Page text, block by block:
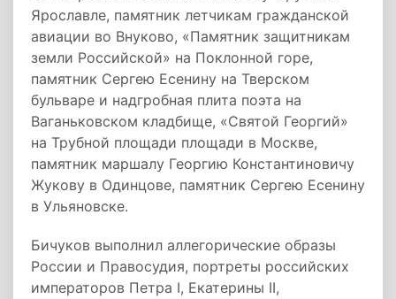
Ярославле, памятник летчикам гражданской
авиации во Внуково, «Памятник защитникам
земли Российской» на Поклонной горе,
памятник Сергею Есенину на Тверском
бульваре и надгробная плита поэта на
Ваганьковском кладбище, «Святой Георгий»
на Трубной площади площади в Москве,
памятник маршалу Георгию Константиновичу
Жукову в Одинцове, памятник Сергею Есенину
в Ульяновске.
Бичуков выполнил аллегорические образы
России и Правосудия, портреты российских
императоров Петра I, Екатерины II,